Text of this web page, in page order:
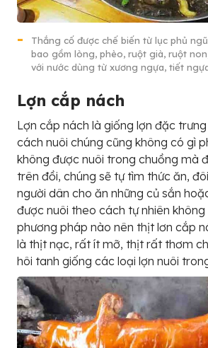
Thắng cố được chế biến từ lục phủ
bao gồm lòng, phèo, ruột già, ruột
với nước dùng từ xương ngựa, tiết
Lợn cắp nách
Lợn cắp nách là giống lợn đặc
cách nuôi chúng cũng không có gì
không được nuôi trong chuồng mà
trên đồi, chúng sẽ tự tìm thức ăn,
người dân cho ăn những củ sắn
được nuôi theo cách tự nhiên
phương pháp nào nên thịt lơn cắp
là thịt nạc, rất ít mỡ, thịt rất thơm
hôi tanh giống các loại lợn nuôi